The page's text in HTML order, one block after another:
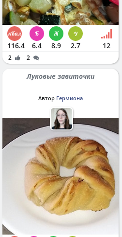
116.4 6.4 8.9 2.7 12
2 2
Луковые завиточки
Автор Гермиона